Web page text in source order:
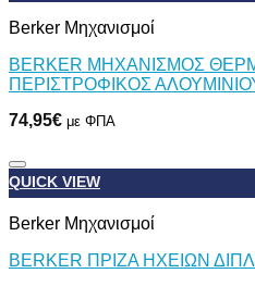
Berker Μηχανισμοί
BERKER ΜΗΧΑΝΙΣΜΟΣ
ΠΕΡΙΣΤΡΟΦΙΚΟΣ
74,95€ με ΦΠΑ
QUICK VIEW
Berker Μηχανισμοί
BERKER ΠΡΙΖΑ ΗΧΕΙΩΝ